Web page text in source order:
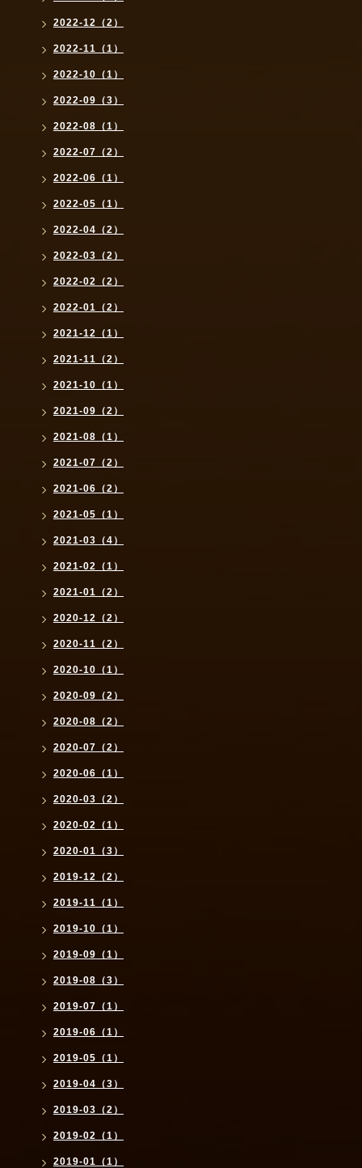
2022-12（2）
2022-11（1）
2022-10（1）
2022-09（3）
2022-08（1）
2022-07（2）
2022-06（1）
2022-05（1）
2022-04（2）
2022-03（2）
2022-02（2）
2022-01（2）
2021-12（1）
2021-11（2）
2021-10（1）
2021-09（2）
2021-08（1）
2021-07（2）
2021-06（2）
2021-05（1）
2021-03（4）
2021-02（1）
2021-01（2）
2020-12（2）
2020-11（2）
2020-10（1）
2020-09（2）
2020-08（2）
2020-07（2）
2020-06（1）
2020-03（2）
2020-02（1）
2020-01（3）
2019-12（2）
2019-11（1）
2019-10（1）
2019-09（1）
2019-08（3）
2019-07（1）
2019-06（1）
2019-05（1）
2019-04（3）
2019-03（2）
2019-02（1）
2019-01（1）